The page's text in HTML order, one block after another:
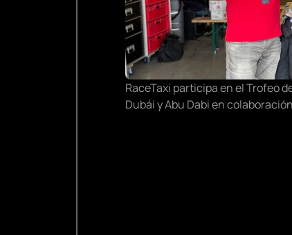
RaceTaxi participa en el Trofeo
Dubái y Abu Dabi en